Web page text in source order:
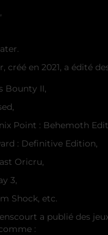
créé en 2021, a édité
Bounty II,
Point : Behemoth
: Definitive Edition,
Oricru,
3,
Shock, etc.
a publié des
: